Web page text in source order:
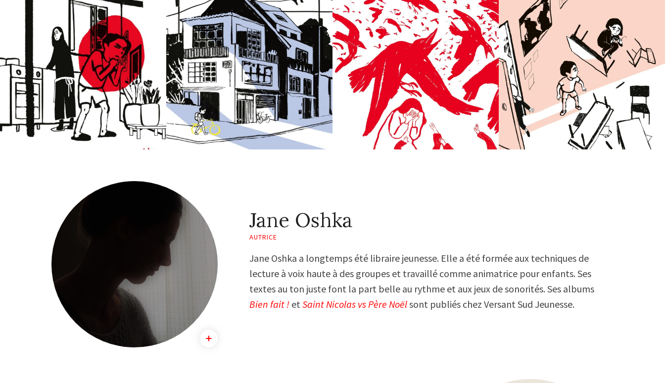
Jane Oshka
AUTRICE
Jane Oshka a longtemps été libraire jeunesse. Elle a été formée aux techniques de
lecture à voix haute à des groupes et travaillé comme animatrice pour enfants. Ses
textes au ton juste font la part belle au rythme et aux jeux de sonorités. Ses albums
Bien fait !etSaint Nicolas vs Père Noëlsont publiés chez Versant Sud Jeunesse.